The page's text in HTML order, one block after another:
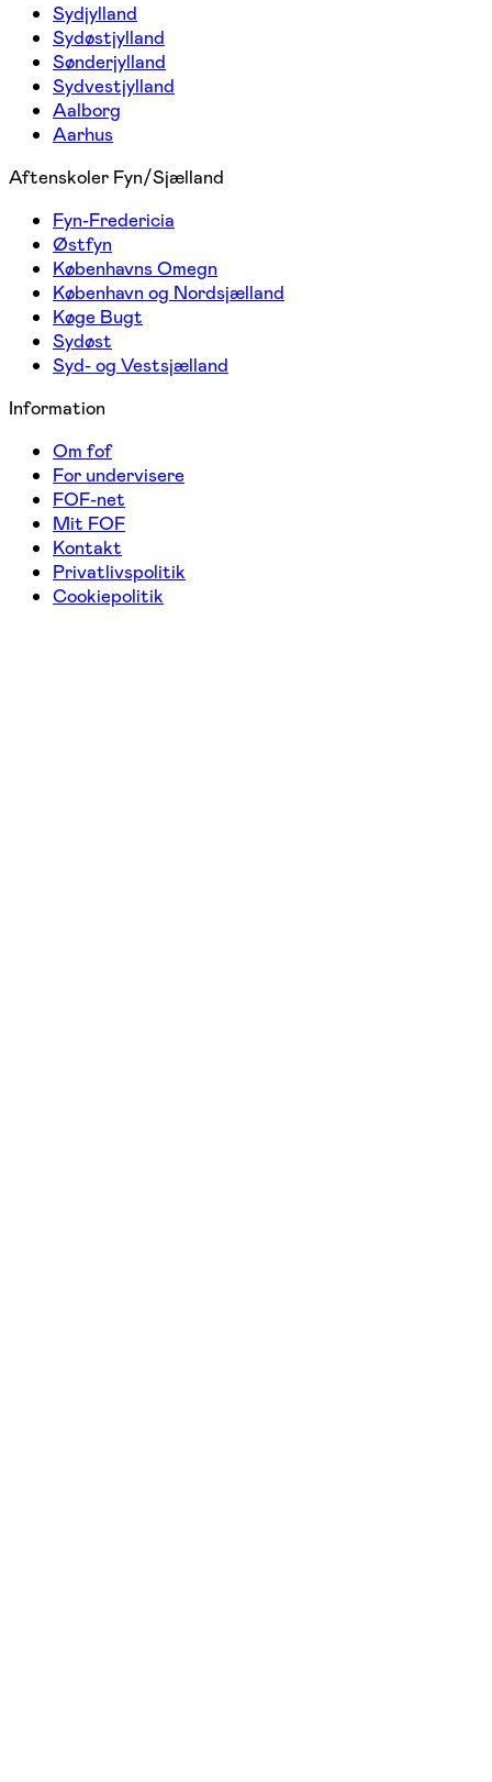
Sydjylland
Sydøstjylland
Sønderjylland
Sydvestjylland
Aalborg
Aarhus
Aftenskoler Fyn/Sjælland
Fyn-Fredericia
Østfyn
Københavns Omegn
København og Nordsjælland
Køge Bugt
Sydøst
Syd- og Vestsjælland
Information
Om fof
For undervisere
FOF-net
Mit FOF
Kontakt
Privatlivspolitik
Cookiepolitik